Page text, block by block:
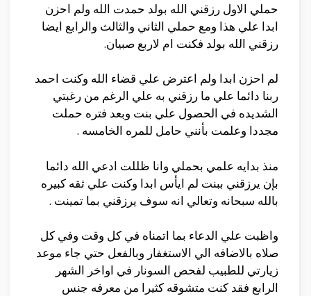
حملي الاول رزقني الله بولد حمدت الله ولم احزن
ابدا علي هذا ومع حملي الثاني والثالث والرابع ايضا
رزقني الله بولد فكنت ام لاربع صبيان.
لم احزن ابدا ولم اعترض علي قضاء الله وكنت احمد
ربنا دائما علي ما رزقني به علي الرغم من رغبتي
الشديده في الحصول علي بنت وبعد فتره حملت
مجددا وعلمت بأنني حامل للمره الخامسه .
منذ بدايه علمي بحملي وانا ظللت ادعي الله دائما
بإن يرزقني ببنت لم ايأس ابدا وكنت علي ثقه كبيره
بالله سبحانه وتعالي انه سوف يرزقني بما تمينت .
واظبت علي الدعاء بما اتمناه في كل وقت وفي كل
صلاه بالاضافه الي الاستغفار وبالفعل حتي جاء موعد
زيارتي للطبيب لفحص السونار في اواخر الشهر
الرابع فقد كنت متشوقه كثيرا من معرفه جنس